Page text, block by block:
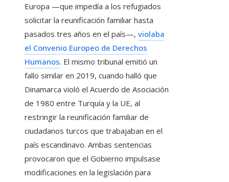
Europa —que impedía a los refugiados
solicitar la reunificación familiar hasta
pasados tres años en el país—, violaba
el Convenio Europeo de Derechos
Humanos. El mismo tribunal emitió un
fallo similar en 2019, cuando halló que
Dinamarca violó el Acuerdo de Asociación
de 1980 entre Turquía y la UE, al
restringir la reunificación familiar de
ciudadanos turcos que trabajaban en el
país escandinavo. Ambas sentencias
provocaron que el Gobierno impulsase
modificaciones en la legislación para